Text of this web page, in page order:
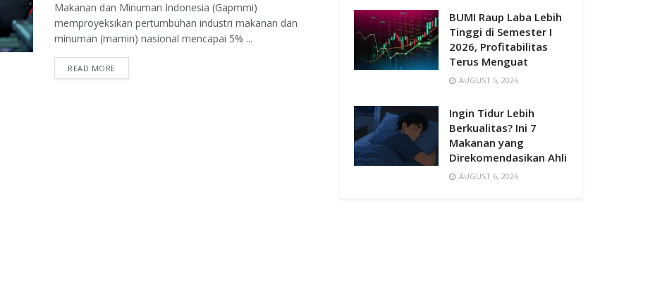
Makanan dan Minuman Indonesia (Gapmmi)
memproyeksikan pertumbuhan industri makanan dan
minuman (mamin) nasional mencapai 5% ...
READ MORE
BUMI Raup Laba Lebih
Tinggi di Semester I
2026, Profitabilitas
Terus Menguat
AUGUST 5, 2026
Ingin Tidur Lebih
Berkualitas? Ini 7
Makanan yang
Direkomendasikan Ahli
AUGUST 6, 2026